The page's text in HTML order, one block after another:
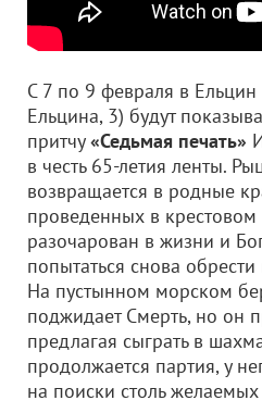
С 7 по 9 февраля в Ельцин
Ельцина, 3) будут
притчу«Седьмая печать»
в честь 65-летия ленты.
возвращается в родные
проведенных в
разочарован в жизни и
попытаться снова
На пустынном морском
поджидает Смерть, но он
предлагая сыграть в
продолжается партия, у
на поиски столь желаемых